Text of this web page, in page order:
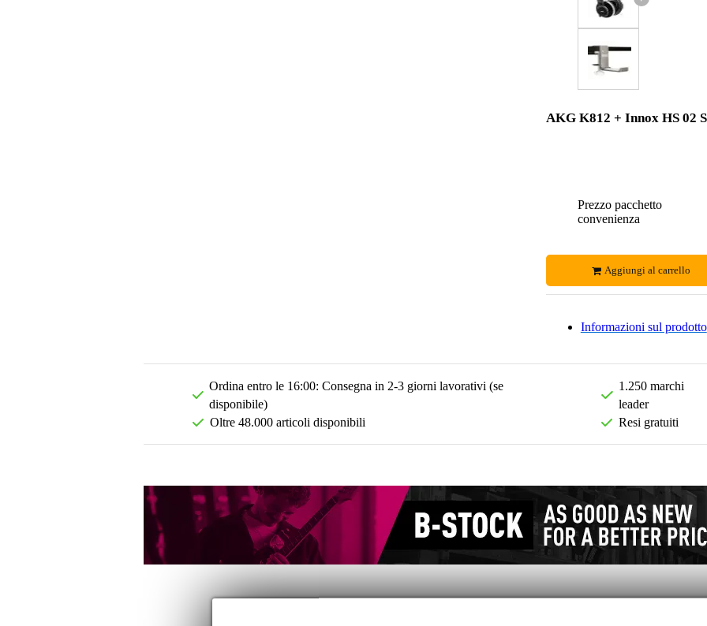
AKG K812 + Innox HS 02 S
Prezzo pacchetto
convenienza
Aggiungi al carrello
Informazioni sul prodotto
Ordina entro le 16:00: Consegna in 2-3 giorni lavorativi (se
disponibile)
Oltre 48.000 articoli disponibili
1.250 marchi
leader
Resi gratuiti